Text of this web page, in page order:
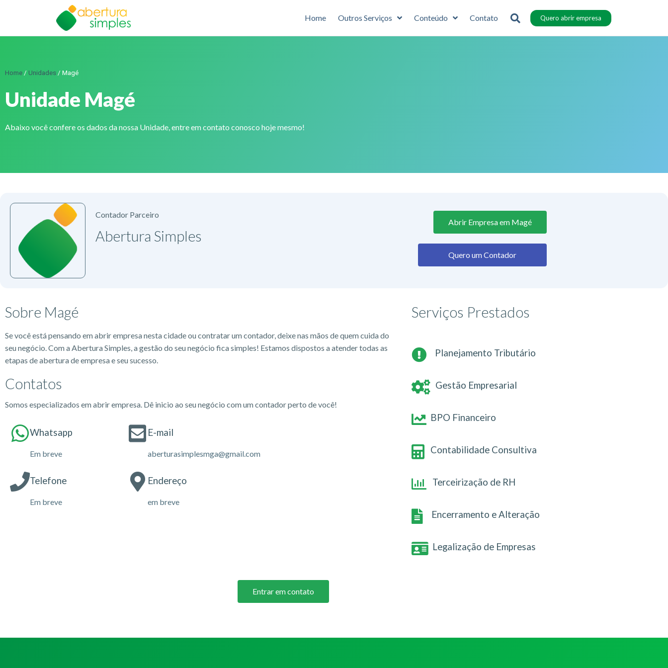
Home Outros Serviços Conteúdo Contato Quero abrir empresa
Home / Unidades / Magé
Unidade Magé
Abaixo você confere os dados da nossa Unidade, entre em contato conosco hoje mesmo!
Contador Parceiro
Abertura Simples
Abrir Empresa em Magé
Quero um Contador
Sobre Magé
Se você está pensando em abrir empresa nesta cidade ou contratar um contador, deixe nas mãos de quem cuida do
seu negócio. Com a Abertura Simples, a gestão do seu negócio fica simples! Estamos dispostos a atender todas as
etapas de abertura de empresa e seu sucesso.
Contatos
Somos especializados em abrir empresa. Dê inicio ao seu negócio com um contador perto de você!
Whatsapp
Em breve
Telefone
Em breve
E-mail
aberturasimplesmga@gmail.com
Endereço
em breve
Serviços Prestados
Planejamento Tributário
Gestão Empresarial
BPO Financeiro
Contabilidade Consultiva
Terceirização de RH
Encerramento e Alteração
Legalização de Empresas
Entrar em contato